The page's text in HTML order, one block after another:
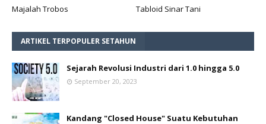
Majalah Trobos
Tabloid Sinar Tani
ARTIKEL TERPOPULER SETAHUN
Sejarah Revolusi Industri dari 1.0 hingga 5.0
September 20, 2023
Kandang "Closed House" Suatu Kebutuhan